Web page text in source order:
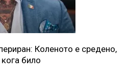
Коленото е средено,
било